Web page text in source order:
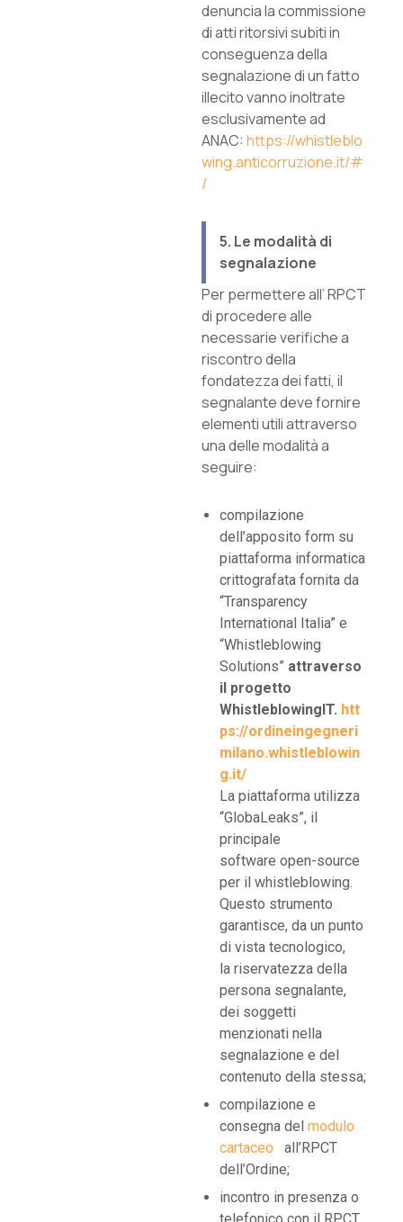
denuncia la commissione
di atti ritorsivi subiti in
conseguenza della
segnalazione di un fatto
illecito vanno inoltrate
esclusivamente ad
ANAC: https://whistleblo
wing.anticorruzione.it/#
/
5. Le modalità di
segnalazione
Per permettere all’ RPCT
di procedere alle
necessarie verifiche a
riscontro della
fondatezza dei fatti, il
segnalante deve fornire
elementi utili attraverso
una delle modalità a
seguire:
compilazione
dell’apposito form su
piattaforma informatica
crittografata fornita da
“Transparency
International Italia” e
“Whistleblowing
Solutions” attraverso
il progetto
WhistleblowingIT. htt
ps://ordineingegneri
milano.whistleblowin
g.it/
La piattaforma utilizza
“GlobaLeaks”, il
principale
software open-source
per il whistleblowing.
Questo strumento
garantisce, da un punto
di vista tecnologico,
la riservatezza della
persona segnalante,
dei soggetti
menzionati nella
segnalazione e del
contenuto della stessa;
compilazione e
consegna del modulo
cartaceo
all’RPCT
dell’Ordine;
incontro in presenza o